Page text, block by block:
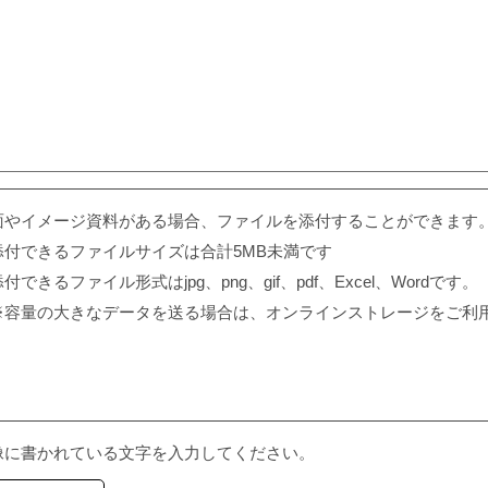
やイメージ資料がある場合、ファイルを添付することができます。
付できるファイルサイズは合計5MB未満です
付できるファイル形式はjpg、png、gif、pdf、Excel、Wordです。
量の大きなデータを送る場合は、オンラインストレージをご利
に書かれている文字を入力してください。